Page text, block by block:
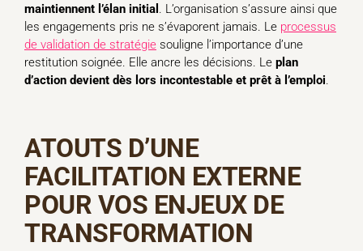
maintiennent l’élan initial . L’organisation s’assure ainsi que
les engagements pris ne s’évaporent jamais. Le processus
de validation de stratégie souligne l’importance d’une
restitution soignée. Elle ancre les décisions. Le plan
d’action devient dès lors incontestable et prêt à l’emploi.
ATOUTS D’UNE
FACILITATION EXTERNE
POUR VOS ENJEUX DE
TRANSFORMATION